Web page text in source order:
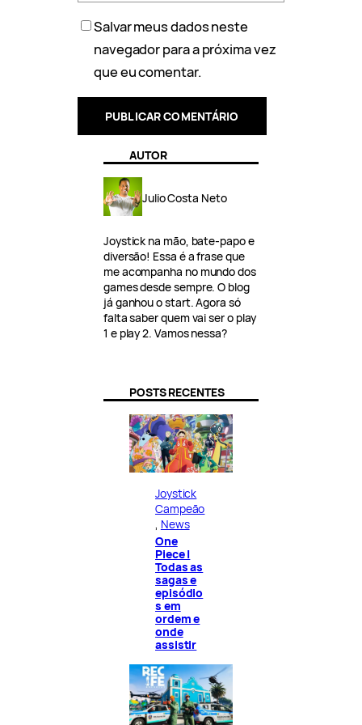
Salvar meus dados neste
navegador para a próxima vez
que eu comentar.
AUTOR
Julio Costa Neto
Joystick na mão, bate-papo e
diversão! Essa é a frase que
me acompanha no mundo dos
games desde sempre. O blog
já ganhou o start. Agora só
falta saber quem vai ser o play
1 e play 2. Vamos nessa?
POSTS RECENTES
Joystick
Campeão
News
One
Piece |
Todas as
sagas e
episódio
s em
ordem e
onde
assistir